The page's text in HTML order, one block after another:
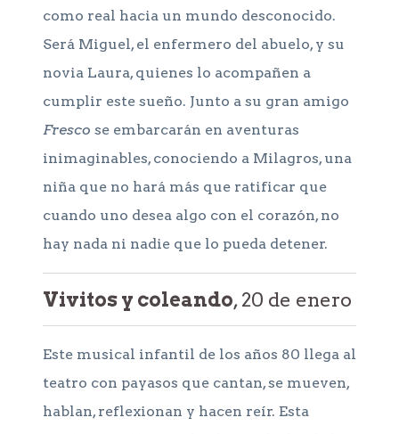
como real hacia un mundo desconocido.
Será Miguel, el enfermero del abuelo, y su
novia Laura, quienes lo acompañen a
cumplir este sueño. Junto a su gran amigo
Fresco se embarcarán en aventuras
inimaginables, conociendo a Milagros, una
niña que no hará más que ratificar que
cuando uno desea algo con el corazón, no
hay nada ni nadie que lo pueda detener.
Vivitos y coleando, 20 de enero
Este musical infantil de los años 80 llega al
teatro con payasos que cantan, se mueven,
hablan, reflexionan y hacen reír. Esta